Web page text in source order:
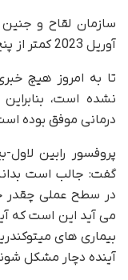
آوریل 2023 کمتر از پنج
تا به امروز هیچ
نشده است،
درمانی موفق بوده
پروفسور رابین
گفت: جالب است
در سطح عملی چقدر
می آید این است که
بیماری های
آینده دچار مشکل